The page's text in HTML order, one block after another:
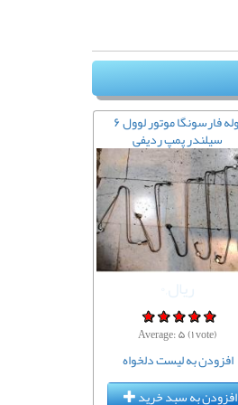
لوله فارسونگا موتور لوول ۶
سیلندر پمپ ردیفی
ریال,۰
Average:۵(۱vote)
افزودن به لیست دلخواه
افزودن به سبد خرید